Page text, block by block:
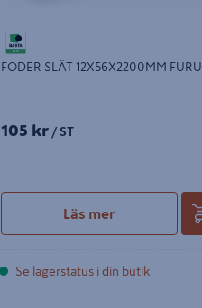
FODER SLÄT 12X56X2200MM FURU
105 kr / ST
Läs mer
Se lagerstatus i din butik